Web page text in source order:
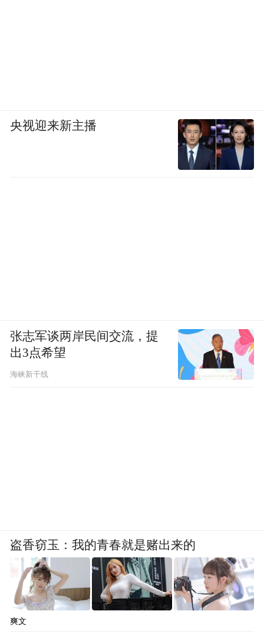
央视迎来新主播
张志军谈两岸民间交流，提
出3点希望
海峡新干线
盗香窃玉：我的青春就是赌出来的
爽文